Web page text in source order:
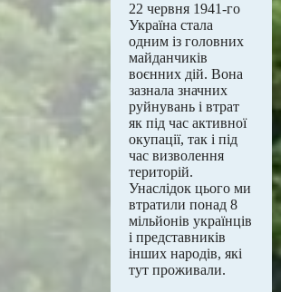
22 червня 1941-го
Україна стала
одним із головних
майданчиків
воєнних дій. Вона
зазнала значних
руйнувань і втрат
як під час активної
окупації, так і під
час визволення
територій.
Унаслідок цього ми
втратили понад 8
мільйонів українців
і представників
інших народів, які
тут проживали.